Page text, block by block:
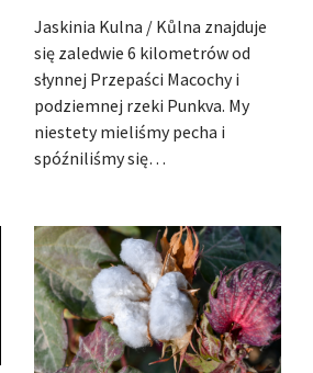
Jaskinia Kulna / Kůlna znajduje
się zaledwie 6 kilometrów od
słynnej Przepaści Macochy i
podziemnej rzeki Punkva. My
niestety mieliśmy pecha i
spóźniliśmy się…